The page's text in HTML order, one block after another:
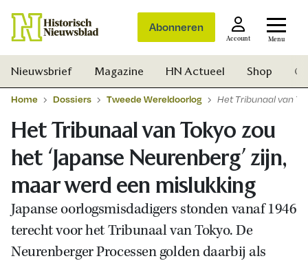
Abonneren
Account Menu
Nieuwsbrief Magazine HN Actueel Shop
Home Dossiers Tweede Wereldoorlog Het Tribunaal van
Het Tribunaal van Tokyo zou
het ‘Japanse Neurenberg’ zijn,
maar werd een mislukking
Japanse oorlogsmisdadigers stonden vanaf 1946
terecht voor het Tribunaal van Tokyo. De
Neurenberger Processen golden daarbij als